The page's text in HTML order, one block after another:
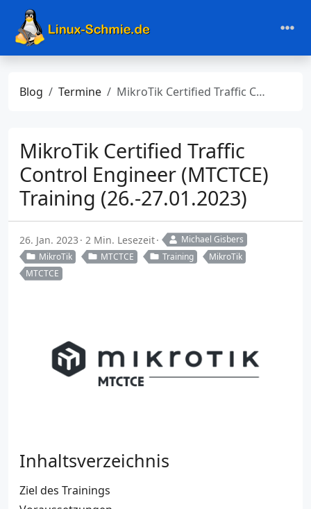
Blog Termine MikroTik Certified Traffic Control Engineer (MTCTCE) Training (26.-27.01.2023)
MikroTik Certified Traffic
Control Engineer (MTCTCE)
Training (26.-27.01.2023)
26. Jan. 2023 2 Min. Lesezeit
Michael Gisbers
MikroTik
MTCTCE Training
MikroTik
MTCTCE
Inhaltsverzeichnis
Ziel des Trainings